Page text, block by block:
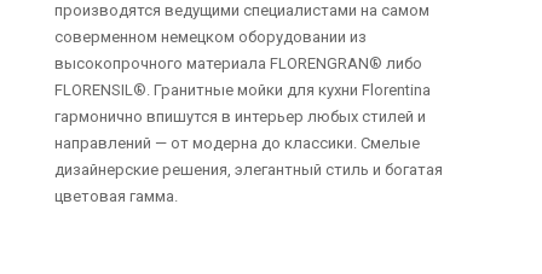
производятся ведущими специалистами на самом
соверменном немецком оборудовании из
высокопрочного материала FLORENGRAN® либо
FLORENSIL®. Гранитные мойки для кухни Florentina
гармонично впишутся в интерьер любых стилей и
направлений — от модерна до классики. Смелые
дизайнерские решения, элегантный стиль и богатая
цветовая гамма.